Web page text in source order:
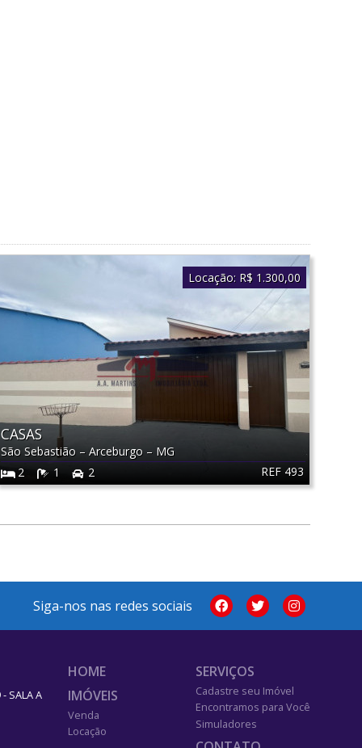
REF 493
CASAS
São Sebastião – Arceburgo – MG
2
1 2
Locação: R$ 1.300,00
Siga-nos nas redes sociais
SALA A
HOME
IMÓVEIS
Venda
Locação
SERVIÇOS
Cadastre seu Imóvel
Encontramos para Você
Simuladores